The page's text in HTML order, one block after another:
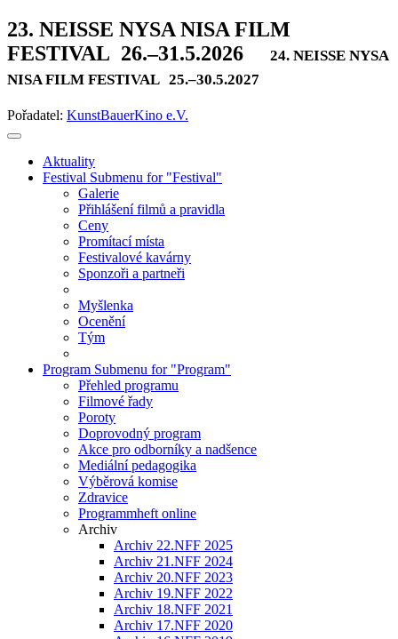
23. NEISSE NYSA NISA FILM
FESTIVAL 26.–31.5.2026
24. NEISSE NYSA
NISA FILM FESTIVAL 25.–30.5.2027
Pořadatel: KunstBauerKino e.V.
Aktuality
Festival Submenu for "Festival"
Galerie
Přihlášení filmů a pravidla
Ceny
Promítací místa
Festivalové kavárny
Sponzoři a partneři
Myšlenka
Ocenění
Tým
Program Submenu for "Program"
Přehled programu
Filmové řady
Poroty
Doprovodný program
Akce pro odborníky a nadšence
Mediální pedagogika
Výběrová komise
Zdravice
Programmheft online
Archiv
Archiv 22.NFF 2025
Archiv 21.NFF 2024
Archiv 20.NFF 2023
Archiv 19.NFF 2022
Archiv 18.NFF 2021
Archiv 17.NFF 2020